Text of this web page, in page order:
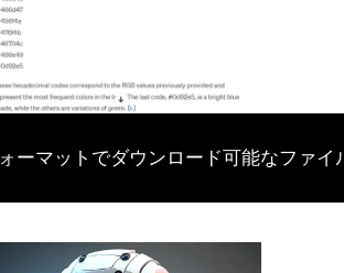
マットでダウンロード可能なファイ